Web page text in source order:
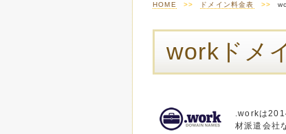
HOME >> ドメイン料金表 >>
workドメ
.workは
材派遣会社